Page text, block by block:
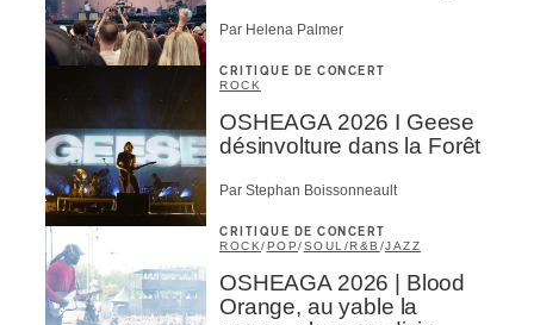
Par Helena Palmer
CRITIQUE DE CONCERT
ROCK
OSHEAGA 2026 I Geese
désinvolture dans la Forêt
Par Stephan Boissonneault
CRITIQUE DE CONCERT
ROCK/ POP/SOUL/R&B /JAZZ
OSHEAGA 2026 | Blood
Orange, au yable la